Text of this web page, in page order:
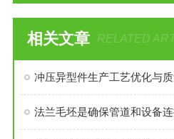
相关文章 RELATED
冲压异型件生产工艺优化与质
法兰毛坯是确保管道和设备